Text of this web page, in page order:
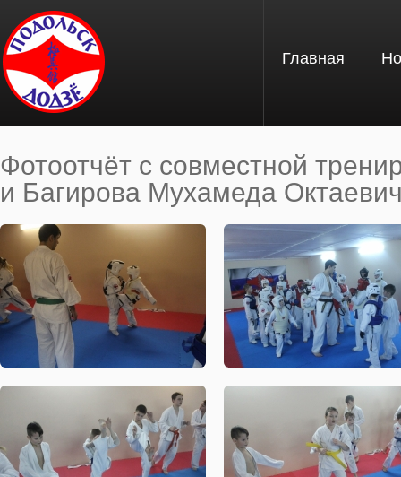
Перейти к основному содержанию
Главная
Фотоотчёт с совместной
и Багирова Мухамеда
Вы здесь